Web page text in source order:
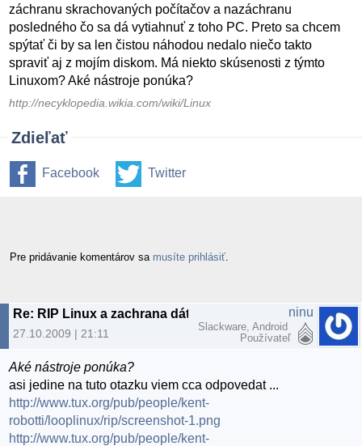
záchranu skrachovaných počítačov a nazáchranu
posledného čo sa dá vytiahnuť z toho PC. Preto sa chcem
spýtať či by sa len čistou náhodou nedalo niečo takto
spraviť aj z mojím diskom. Má niekto skúsenosti z týmto
Linuxom? Aké nástroje ponúka?
http://necyklopedia.wikia.com/wiki/Linux
Zdieľať
Facebook Twitter
Pre pridávanie komentárov sa musíte prihlásiť
Re: RIP Linux a zachrana dát
27.10.2009 | 21:11
ninu
Slackware, Android
Používateľ
Aké nástroje ponúka?
asi jedine na tuto otazku viem cca odpovedat ...
http://www.tux.org/pub/people/kent-
robotti/looplinux/rip/screenshot-1.png
http://www.tux.org/pub/people/kent-